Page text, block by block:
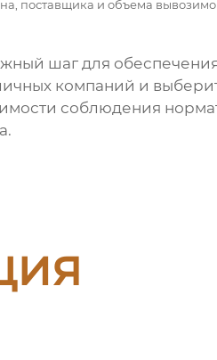
поставщика и объема
шаг для
компаний и
соблюдения